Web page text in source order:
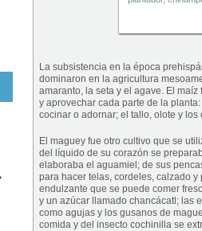
La subsistencia en la época
dominaron en la agricultura
amaranto, la seta y el agave. El
y aprovechar cada parte de la
cocinar o adornar; el tallo, olote y
El maguey fue otro cultivo que se
del líquido de su corazón se
elaboraba el aguamiel; de sus
para hacer telas, cordeles, calzado y
endulzante que se puede comer
y un azúcar llamado chancácatl; las
como agujas y los gusanos de
comida y del insecto cochinilla se